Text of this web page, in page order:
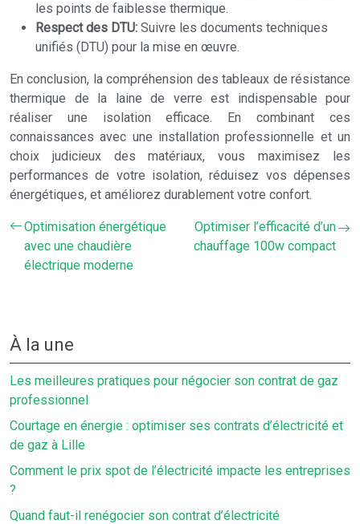
les points de faiblesse thermique.
Respect des DTU: Suivre les documents techniques
unifiés (DTU) pour la mise en œuvre.
En conclusion, la compréhension des tableaux de résistance
thermique de la laine de verre est indispensable pour
réaliser une isolation efficace. En combinant ces
connaissances avec une installation professionnelle et un
choix judicieux des matériaux, vous maximisez les
performances de votre isolation, réduisez vos dépenses
énergétiques, et améliorez durablement votre confort.
Optimisation énergétique
avec une chaudière
électrique moderne
Optimiser l’efficacité d’un
chauffage 100w compact
À la une
Les meilleures pratiques pour négocier son contrat de gaz
professionnel
Courtage en énergie : optimiser ses contrats d’électricité et
de gaz à Lille
Comment le prix spot de l’électricité impacte les entreprises
?
Quand faut-il renégocier son contrat d’électricité